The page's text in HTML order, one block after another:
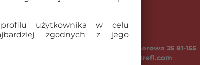
Szczegółowe dane
EAN:5900511230475
Kod produktu:23047
TREFL SA ul. Kontenerowa 25 81-155
Gdynia, Polska, trefl@trefl.com, www.trefl.com